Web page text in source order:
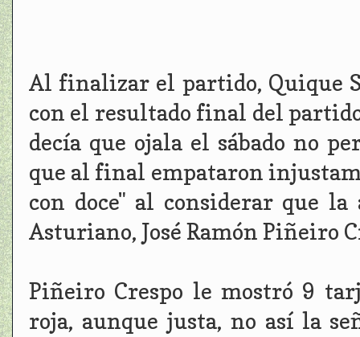
Al finalizar el partido, Quique
con el resultado final del
decía que ojala el sábado no
que al final empataron
con doce" al considerar que
Asturiano, José Ramón Piñeiro
Piñeiro Crespo le mostró 9
roja, aunque justa, no así la